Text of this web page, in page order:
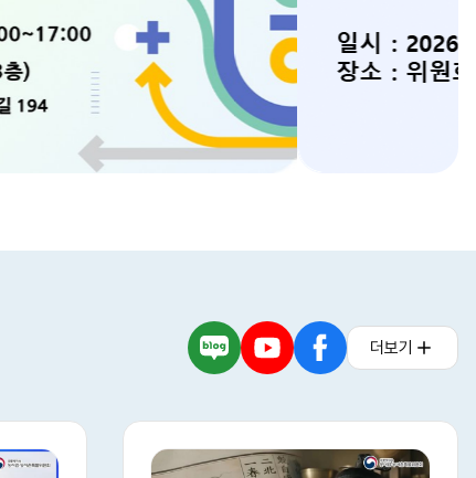
네
로
유
페
더보기